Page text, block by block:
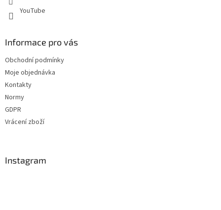
YouTube
Informace pro vás
Obchodní podmínky
Moje objednávka
Kontakty
Normy
GDPR
Vrácení zboží
Instagram